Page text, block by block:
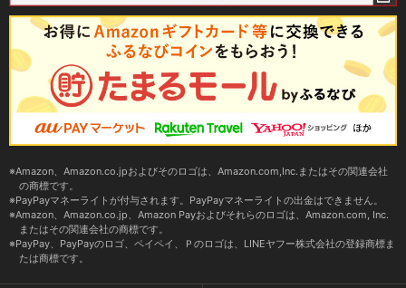
Amazon、Amazon.co.jpおよびそのロゴは、Amazon.com,Inc.またはその関連会社
の商標です。
PayPayマネーライトが付与されます。PayPayマネーライトの出金はできません。
Amazon、Amazon.co.jp、Amazon Payおよびそれらのロゴは、Amazon.com, Inc.
またはその関連会社の商標です。
PayPay、PayPayのロゴ、ペイペイ、Ｐのロゴは、LINEヤフー株式会社の登録商標ま
たは商標です。